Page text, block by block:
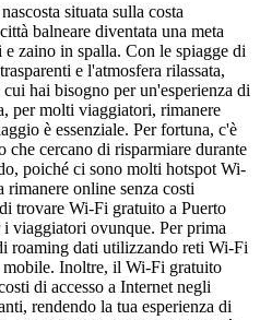
situata sulla costa
balneare diventata una meta
zaino in spalla. Con le spiagge di
e l'atmosfera rilassata,
hai bisogno per un'esperienza di
per molti viaggiatori, rimanere
è essenziale. Per fortuna, c'è
cercano di risparmiare durante
poiché ci sono molti hotspot Wi-
online senza costi
Wi-Fi gratuito a Puerto
viaggiatori ovunque. Per prima
roaming dati utilizzando reti Wi-Fi
Inoltre, il Wi-Fi gratuito
di accesso a Internet negli
rendendo la tua esperienza di